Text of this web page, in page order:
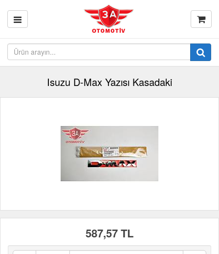
Isuzu D-Max Yazısı Kasadaki
587,57 TL